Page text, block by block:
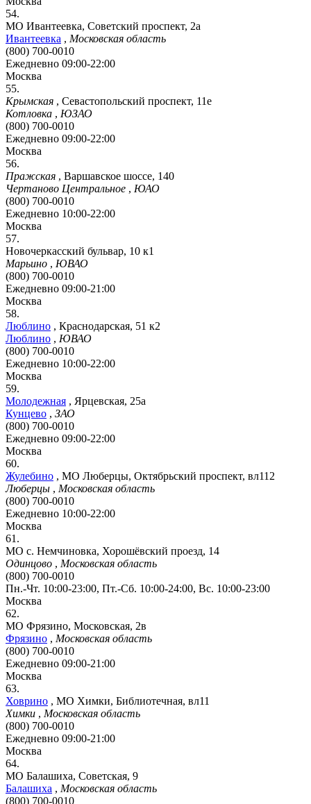
54.
МО Ивантеевка, Советский проспект, 2а
Ивантеевка , Московская область
(800) 700-0010
Ежедневно 09:00-22:00
Москва
55.
Крымская , Севастопольский проспект, 11е
Котловка , ЮЗАО
(800) 700-0010
Ежедневно 09:00-22:00
Москва
56.
Пражская , Варшавское шоссе, 140
Чертаново Центральное , ЮАО
(800) 700-0010
Ежедневно 10:00-22:00
Москва
57.
Новочеркасский бульвар, 10 к1
Марьино , ЮВАО
(800) 700-0010
Ежедневно 09:00-21:00
Москва
58.
Люблино , Краснодарская, 51 к2
Люблино , ЮВАО
(800) 700-0010
Ежедневно 10:00-22:00
Москва
59.
Молодежная , Ярцевская, 25а
Кунцево , ЗАО
(800) 700-0010
Ежедневно 09:00-22:00
Москва
60.
Жулебино , МО Люберцы, Октябрьский проспект, вл112
Люберцы , Московская область
(800) 700-0010
Ежедневно 10:00-22:00
Москва
61.
МО с. Немчиновка, Хорошёвский проезд, 14
Одинцово , Московская область
(800) 700-0010
Пн.-Чт. 10:00-23:00, Пт.-Сб. 10:00-24:00, Вс. 10:00-23:00
Москва
62.
МО Фрязино, Московская, 2в
Фрязино , Московская область
(800) 700-0010
Ежедневно 09:00-21:00
Москва
63.
Ховрино , МО Химки, Библиотечная, вл11
Химки , Московская область
(800) 700-0010
Ежедневно 09:00-21:00
Москва
64.
МО Балашиха, Советская, 9
Балашиха , Московская область
(800) 700-0010